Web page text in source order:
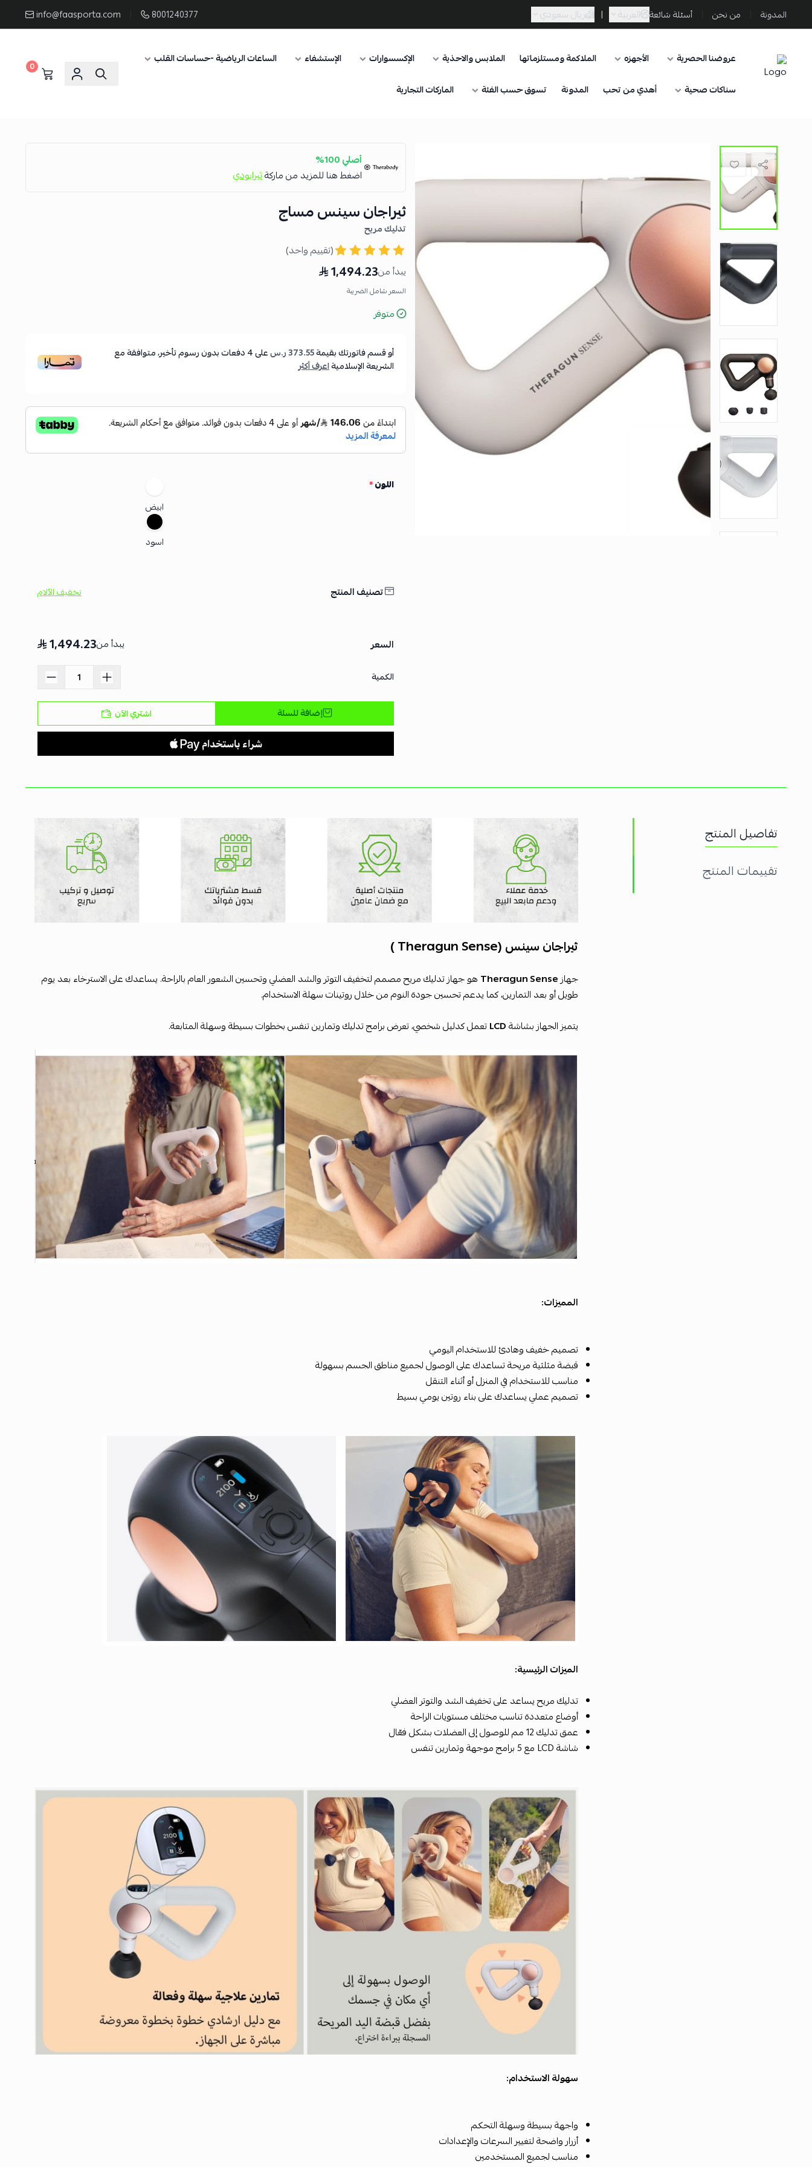
المدونة من نحن أسئلة شائعة العربية | ريال سعودي 8001240377
info@faasporta.com
Sporta
عروضنا الحصرية الأجهزه الملاكمة ومستلزماتها الملابس والاحذية الإكسسوارات الإستشفاء
الساعات الرياضية -حساسات القلب
سناكات صحية
أهدي من تحب المدونة تسوق حسب الفئة الماركات التجارية
0
أصلي 100%
اضغط هنا للمزيد من ماركةثيرابودي
ثيراجان سينس مساج
تدليك مريح
(تقييم واحد)
يبدأ من1,494.23
السعر شامل الضريبة
متوفر
أو قسم فاتورتك بقيمة373.55 ر.س على4دفعات بدون رسوم تأخير، متوافقة مع
الشريعة الإسلاميةاعرف أكثر
اللون*
ابيض
اسود
تصنيف المنتج تخفيف الآلام
السعر يبدأ من1,494.23
الكمية
إضافة للسلة اشتري الآن
تفاصيل المنتج
تقييمات المنتج
ثيراجان سينس (Theragun Sense )
جهازTheragun Sense هو جهاز تدليك مريح مصمم لتخفيف التوتر والشد العضلي وتحسين الشعور العام بالراحة. يساعدك على الاسترخاء بعد يوم
طويل أو بعد التمارين، كما يدعم تحسين جودة النوم من خلال روتينات سهلة الاستخدام.
يتميز الجهاز بشاشةLCDتعمل كدليل شخصي، تعرض برامج تدليك وتمارين تنفس بخطوات بسيطة وسهلة المتابعة.
المميزات:
تصميم خفيف وهادئ للاستخدام اليومي
قبضة مثلثية مريحة تساعدك على الوصول لجميع مناطق الجسم بسهولة
مناسب للاستخدام في المنزل أو أثناء التنقل
تصميم عملي يساعدك على بناء روتين يومي بسيط
الميزات الرئيسية:
تدليك مريح يساعد على تخفيف الشد والتوتر العضلي
أوضاع متعددة تناسب مختلف مستويات الراحة
عمق تدليك 12 مم للوصول إلى العضلات بشكل فعّال
شاشة LCD مع 5 برامج موجهة وتمارين تنفس
سهولة الاستخدام:
واجهة بسيطة وسهلة التحكم
أزرار واضحة لتغيير السرعات والإعدادات
مناسب لجميع المستخدمين